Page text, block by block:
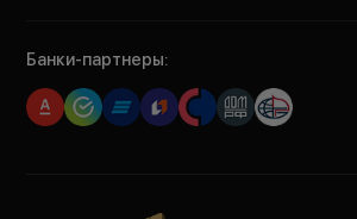
Банки-партнеры: